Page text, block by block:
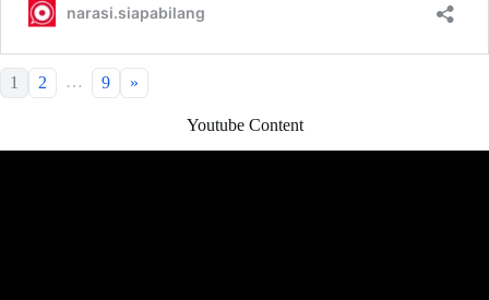
1 2 … 9 »
Youtube Content